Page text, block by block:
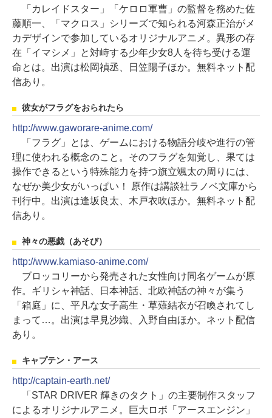
「カレイドスター」「ケロロ軍曹」の監督を務めた佐
藤順一、「マクロス」シリーズで知られる河森正治がメ
カデザインで参加しているオリジナルアニメ。異形の存
在「イマシメ」と対峙する少年少女8人を待ち受ける運
命とは。出演は松岡禎丞、日笠陽子ほか。無料ネット配
信あり。
彼女がフラグをおられたら
http://www.gaworare-anime.com/
「フラグ」とは、ゲームにおける物語分岐や進行の管
理に使われる概念のこと。そのフラグを知覚し、果ては
操作できるという特殊能力を持つ旗立颯太の周りには、
なぜか美少女がいっぱい！ 原作は講談社ラノベ文庫から
刊行中。出演は逢坂良太、木戸衣吹ほか。無料ネット配
信あり。
神々の悪戯（あそび）
http://www.kamiaso-anime.com/
ブロッコリーから発売された女性向け同名ゲームが原
作。ギリシャ神話、日本神話、北欧神話の神々が集う
「箱庭」に、平凡な女子高生・草薙結衣が召喚されてし
まって…。出演は早見沙織、入野自由ほか。ネット配信
あり。
キャプテン・アース
http://captain-earth.net/
「STAR DRIVER 輝きのタクト」の主要制作スタッフ
によるオリジナルアニメ。巨大ロボ「アースエンジン」